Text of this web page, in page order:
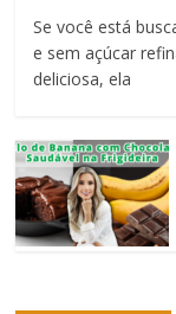
Se você está
e sem açúcar
deliciosa, ela